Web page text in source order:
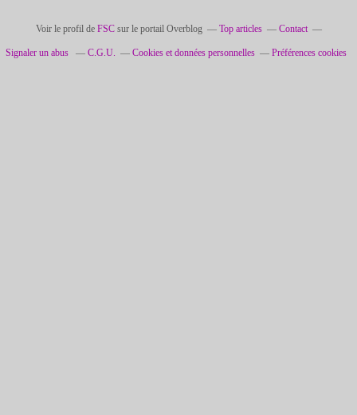
Voir le profil de FSCsur le portail Overblog Top articles Contact
Signaler un abus C.G.U. Cookies et données personnelles Préférences cookies